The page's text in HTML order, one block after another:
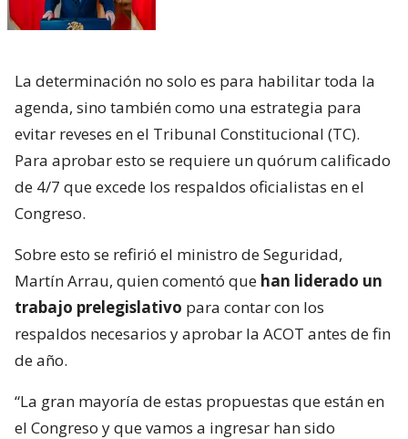
La determinación no solo es para habilitar toda la
agenda, sino también como una estrategia para
evitar reveses en el Tribunal Constitucional (TC).
Para aprobar esto se requiere un quórum calificado
de 4/7 que excede los respaldos oficialistas en el
Congreso.
Sobre esto se refirió el ministro de Seguridad,
Martín Arrau, quien comentó que han liderado un
trabajo prelegislativo para contar con los
respaldos necesarios y aprobar la ACOT antes de fin
de año.
“La gran mayoría de estas propuestas que están en
el Congreso y que vamos a ingresar han sido